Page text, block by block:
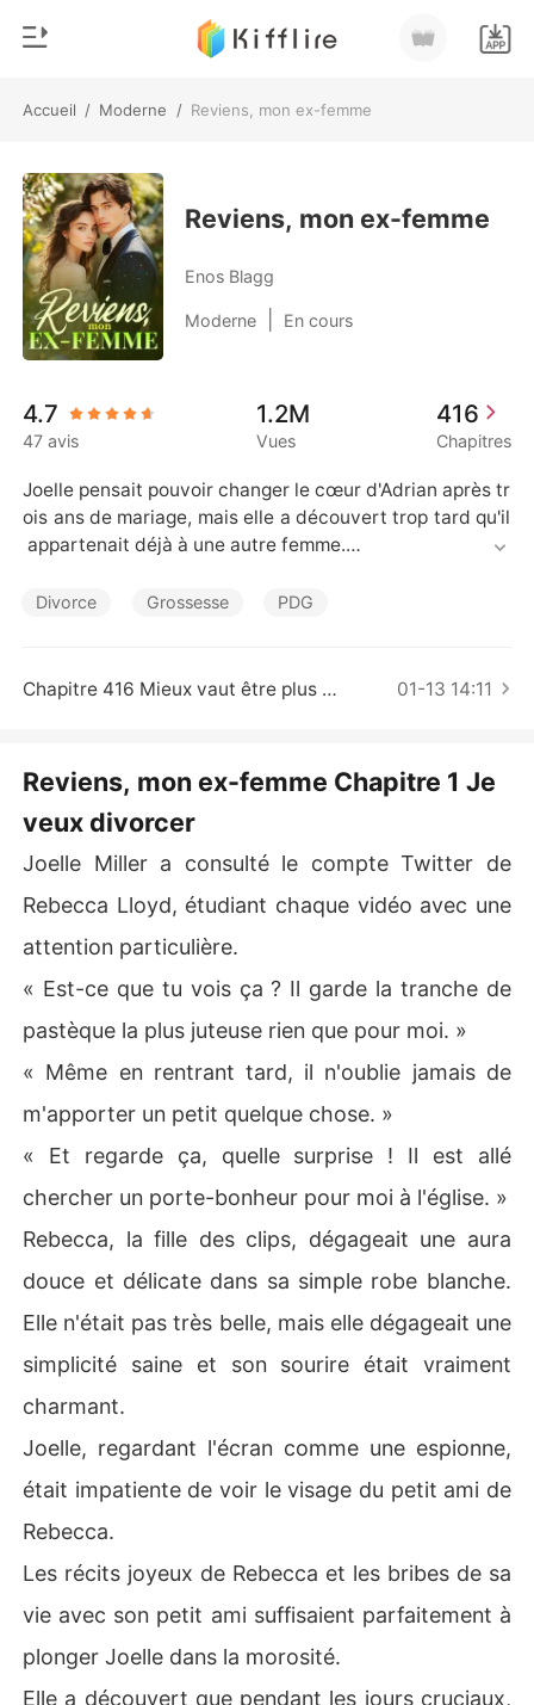
Accueil / Moderne / Reviens, mon ex-femme
Recharger
Historique
Déconnexion
Télécharger l'appli
Genre
Moderne
Loup-garou
Nouvelle
Milliardaire
Nouvelles
Reviens, mon ex-femme
Enos Blagg
Moderne En cours
4.7
47 avis
1.2M
Vues
416
Chapitres
Joelle pensait pouvoir changer le cœur d'Adrian après tr
ois ans de mariage, mais elle a découvert trop tard qu'il
appartenait déjà à une autre femme.
Le jour où Joelle a commencé à accoucher, Adrian voya
e. À partir de maintenant, nous n'avons plus rien à voir
s vers moi. »
Divorce Grossesse PDG
Chapitre 416 Mieux vaut être plus nombreux 01-13 14:11
Reviens, mon ex-femme Chapitre 1 Je
veux divorcer
Joelle Miller a consulté le compte Twitter de
Rebecca Lloyd, étudiant chaque vidéo avec une
attention particulière.
« Est-ce que tu vois ça ? Il garde la tranche de
pastèque la plus juteuse rien que pour moi. »
« Même en rentrant tard, il n'oublie jamais de
m'apporter un petit quelque chose. »
« Et regarde ça, quelle surprise ! Il est allé
chercher un porte-bonheur pour moi à l'église. »
Rebecca, la fille des clips, dégageait une aura
douce et délicate dans sa simple robe blanche.
Elle n'était pas très belle, mais elle dégageait une
simplicité saine et son sourire était vraiment
charmant.
Joelle, regardant l'écran comme une espionne,
était impatiente de voir le visage du petit ami de
Rebecca.
Les récits joyeux de Rebecca et les bribes de sa
vie avec son petit ami suffisaient parfaitement à
plonger Joelle dans la morosité.
Elle a découvert que pendant les jours cruciaux,